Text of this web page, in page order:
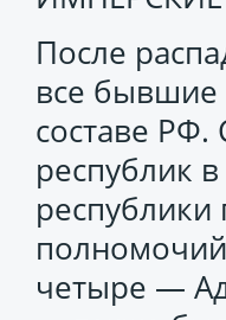
После
все бывшие
составе РФ.
республик
четыре —